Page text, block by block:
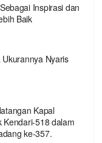
Inspirasi dan
Baik
Nyaris
Kapal
Kendari-518 dalam
ke-357.